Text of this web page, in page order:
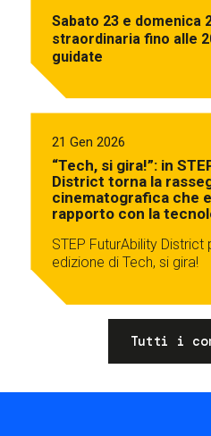
Sabato 23 e domenica
straordinaria fino alle
guidate
21 Gen 2026
“Tech, si gira!”: in
District torna la
cinematografica che
rapporto con la
STEP FuturAbility
edizione di Tech, si gira!
Tutti i